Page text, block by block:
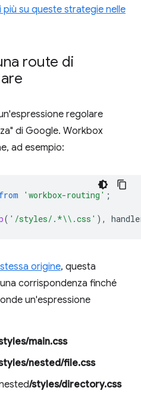
più su queste strategie nelle
route di
regolare
di Google. Workbox
ad esempio:
from 'workbox-routing' ;
( '/styles/.*\\.css' ),
stessa origine, questa
corrispondenza finché
un'espressione
main.css
nested/file.css
/styles/directory.css